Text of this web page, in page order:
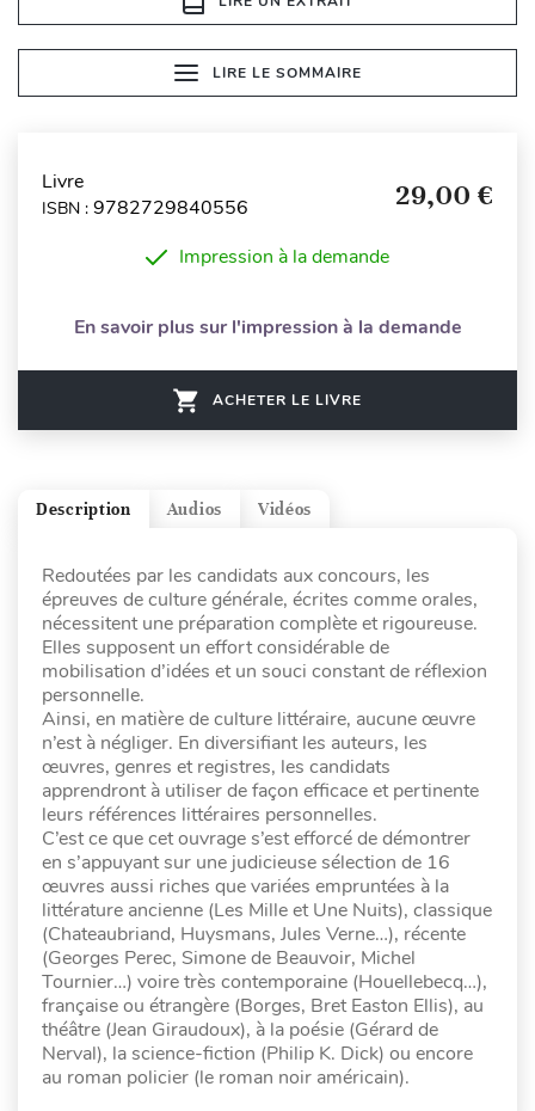
LIRE LE SOMMAIRE
Livre
ISBN : 9782729840556 29,00 €
Impression à la demande
En savoir plus sur l'impression à la demande
ACHETER LE LIVRE
Vidéos
Audios
Description
Redoutées par les candidats aux concours, les
épreuves de culture générale, écrites comme orales,
nécessitent une préparation complète et rigoureuse.
Elles supposent un effort considérable de
mobilisation d’idées et un souci constant de réflexion
personnelle.
Ainsi, en matière de culture littéraire, aucune œuvre
n’est à négliger. En diversifiant les auteurs, les
œuvres, genres et registres, les candidats
apprendront à utiliser de façon efficace et pertinente
leurs références littéraires personnelles.
C’est ce que cet ouvrage s’est efforcé de démontrer
en s’appuyant sur une judicieuse sélection de 16
œuvres aussi riches que variées empruntées à la
littérature ancienne (Les Mille et Une Nuits), classique
(Chateaubriand, Huysmans, Jules Verne…), récente
(Georges Perec, Simone de Beauvoir, Michel
Tournier…) voire très contemporaine (Houellebecq…),
française ou étrangère (Borges, Bret Easton Ellis), au
théâtre (Jean Giraudoux), à la poésie (Gérard de
Nerval), la science-fiction (Philip K. Dick) ou encore
au roman policier (le roman noir américain).